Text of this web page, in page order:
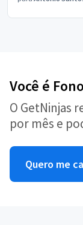
Você é
O GetNinjas
por mês e
Quero me